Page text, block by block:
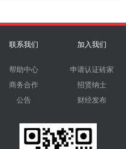
联系我们
帮助中心
商务合作
公告
加入我们
申请认证砖家
招贤纳士
财经发布